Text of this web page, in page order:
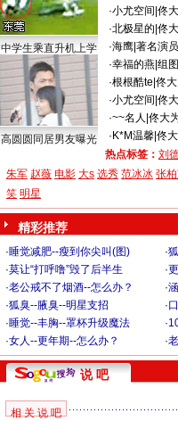
中学生乘直升机上学
高圆圆同居男友曝光
·小尤空间 佟
·北极星的 佟
·海鹰| 著名演
·幸福的燕| 组
·根根酷te 佟
·小尤空间 佟
·~~名人 佟大
· K*M温馨| 佟
热点标签： 刘
朱军 赵薇 电影 大s 选秀 范冰冰 张
笑 明星
精彩推荐
·睡觉减肥--瘦到你尖叫(图) ·
·莫让“打呼噜”毁了后半生 ·
·老公戒不了烟酒--怎么办？ ·
·狐臭--腋臭--明星支招 ·
·睡觉--丰胸--罩杯升级魔法 ·
·女人--更年期--怎么办？ ·
说 吧
相 关 说 吧